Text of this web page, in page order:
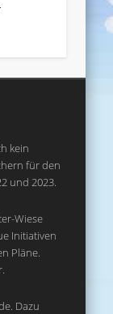
kein
für den
und 2023.
Wiese
Initiativen
Pläne.
Dazu